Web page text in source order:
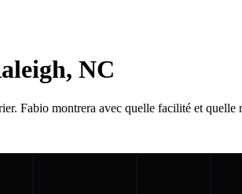
NC
montrera avec quelle facilité et quelle